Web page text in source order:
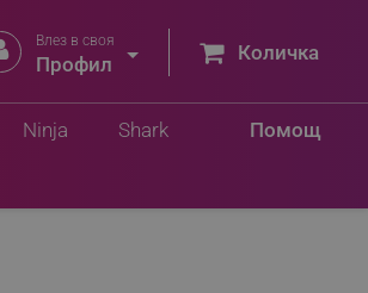
Влез в своя
Профил  Количка
Помощ
Ninja Shark